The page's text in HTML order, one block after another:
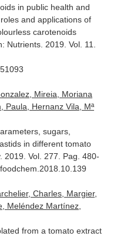
in public health and
and applications of
carotenoids
Nutrients. 2019. Vol. 11.
Mireia, Moriana
Paula, Hernanz Vila, Mª
sugars,
in different tomato
. 2019. Vol. 277. Pag. 480-
Charles, Margier,
Meléndez Martínez,
from a tomato extract